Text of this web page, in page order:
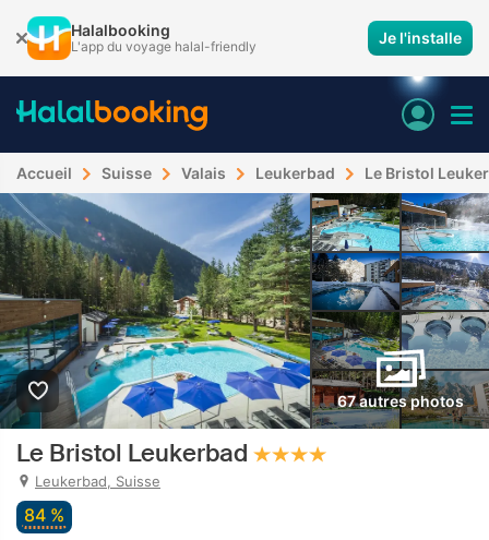
Halalbooking
L'app du voyage halal-friendly Je l'installe
Accueil Suisse Valais Leukerbad Le Bristol
67 autres photos
Le Bristol Leukerbad
Leukerbad, Suisse
84 %